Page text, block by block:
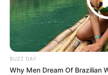
BUZZ DAY
Why Men Dream Of Brazilian